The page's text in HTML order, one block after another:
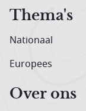
Thema's
Nationaal
Europees
Over ons